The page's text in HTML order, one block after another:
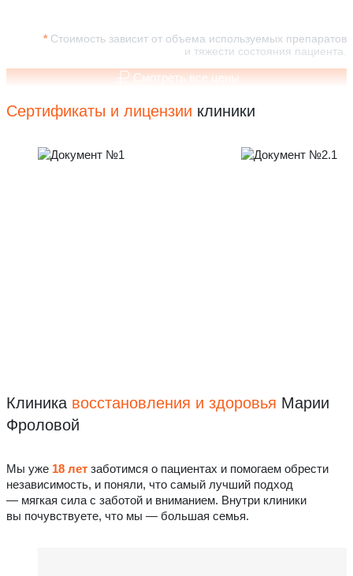
Стоимость зависит от объема используемых препаратов
и тяжести состояния пациента.
Смотреть все цены
Сертификаты и лицензии клиники
Клиника восстановления и здоровья Марии
Фроловой
Мы уже 18 лет заботимся о пациентах и помогаем обрести
независимость, и поняли, что самый лучший подход
— мягкая сила с заботой и вниманием. Внутри клиники
вы почувствуете, что мы — большая семья.